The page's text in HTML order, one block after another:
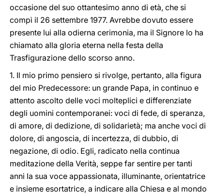
occasione del suo ottantesimo anno di età, che si
compì il 26 settembre 1977. Avrebbe dovuto essere
presente lui alla odierna cerimonia, ma il Signore lo ha
chiamato alla gloria eterna nella festa della
Trasfigurazione dello scorso anno.
1. Il mio primo pensiero si rivolge, pertanto, alla figura
del mio Predecessore: un grande Papa, in continuo e
attento ascolto delle voci molteplici e differenziate
degli uomini contemporanei: voci di fede, di speranza,
di amore, di dedizione, di solidarietà; ma anche voci di
dolore, di angoscia, di incertezza, di dubbio, di
negazione, di odio. Egli, radicato nella continua
meditazione della Verità, seppe far sentire per tanti
anni la sua voce appassionata, illuminante, orientatrice
e insieme esortatrice, a indicare alla Chiesa e al mondo